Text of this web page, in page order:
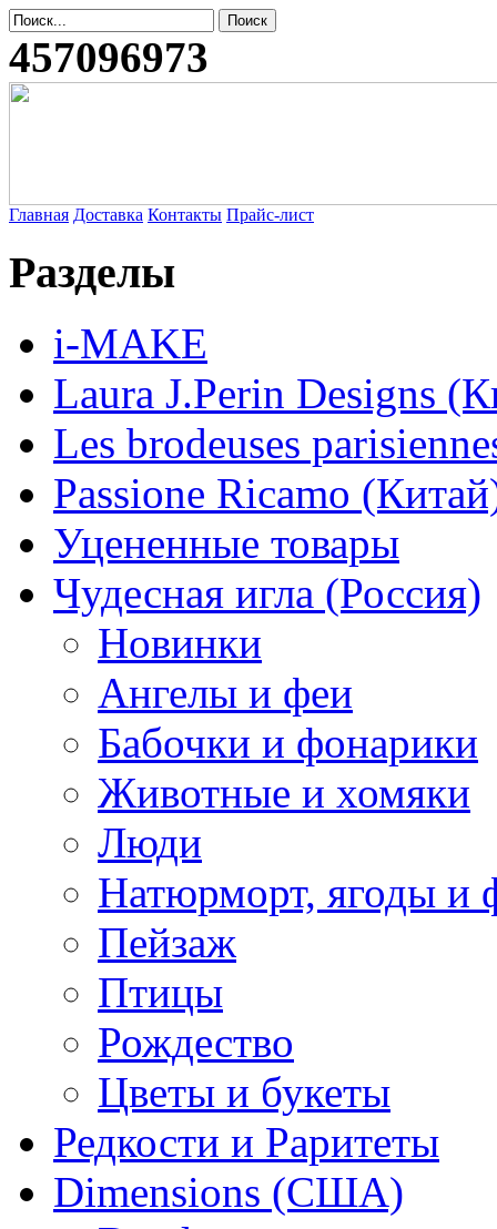
457096973
Главная Доставка Контакты Прайс-лист
Разделы
i-MAKE
Laura J.Perin Designs
Les brodeuses
Passione Ricamo
Уцененные товары
Чудесная игла (Россия)
Новинки
Ангелы и феи
Бабочки и фонарики
Животные и хомяки
Люди
Натюрморт, ягоды и
Пейзаж
Птицы
Рождество
Цветы и букеты
Редкости и Раритеты
Dimensions (США)